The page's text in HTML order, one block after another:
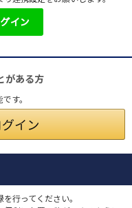
がある方
す。
行ってください。